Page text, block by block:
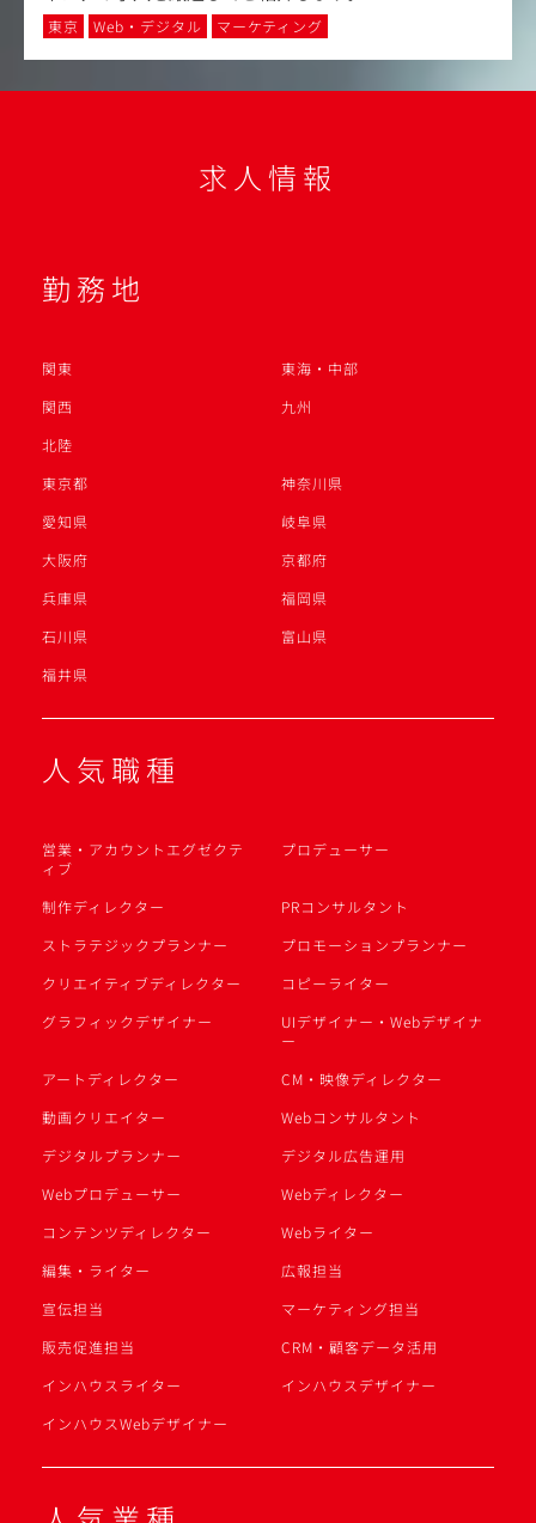
東京 Web・デジタル マーケティング
求人情報
勤務地
関東
東海・中部
関西
九州
北陸
東京都
神奈川県
愛知県
岐阜県
大阪府
京都府
兵庫県
福岡県
石川県
富山県
福井県
人気職種
営業・アカウントエグゼクテ
ィブ
プロデューサー
制作ディレクター
PRコンサルタント
ストラテジックプランナー
プロモーションプランナー
クリエイティブディレクター
コピーライター
グラフィックデザイナー
UIデザイナー・Webデザイナ
ー
アートディレクター
CM・映像ディレクター
動画クリエイター
Webコンサルタント
デジタルプランナー
デジタル広告運用
Webプロデューサー
Webディレクター
コンテンツディレクター
Webライター
編集・ライター
広報担当
宣伝担当
マーケティング担当
販売促進担当
CRM・顧客データ活用
インハウスライター
インハウスデザイナー
インハウスWebデザイナー